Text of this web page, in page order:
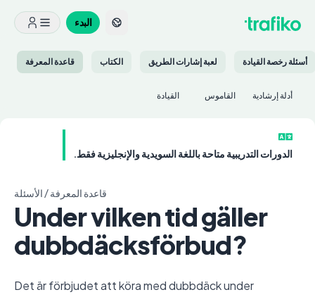
البدء
أسئلة رخصة القيادة لعبة إشارات الطريق الكتاب قاعدة المعرفة
أدلة إرشادية القاموس القيادة
الدورات التدريبية متاحة باللغة السويدية والإنجليزية فقط.
قاعدة المعرفة/ الأسئلة
Under vilken tid gäller
dubbdäcksförbud?
Det är förbjudet att köra med dubbdäck under